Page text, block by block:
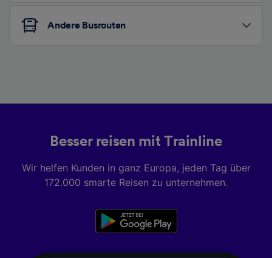
Andere Busrouten
Besser reisen mit Trainline
Wir helfen Kunden in ganz Europa, jeden Tag über
172.000 smarte Reisen zu unternehmen.